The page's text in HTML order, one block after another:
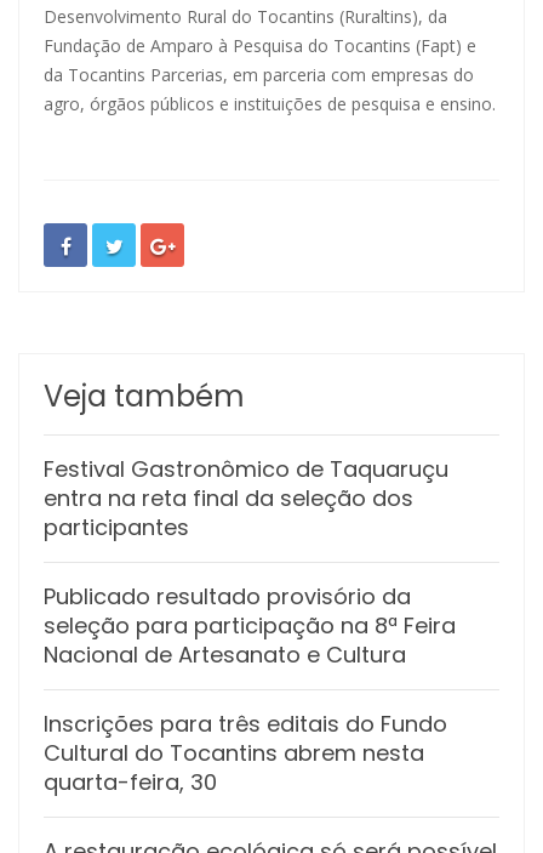
Desenvolvimento Rural do Tocantins (Ruraltins), da
Fundação de Amparo à Pesquisa do Tocantins (Fapt) e
da Tocantins Parcerias, em parceria com empresas do
agro, órgãos públicos e instituições de pesquisa e ensino.
Veja também
Festival Gastronômico de Taquaruçu
entra na reta final da seleção dos
participantes
Publicado resultado provisório da
seleção para participação na 8ª Feira
Nacional de Artesanato e Cultura
Inscrições para três editais do Fundo
Cultural do Tocantins abrem nesta
quarta-feira, 30